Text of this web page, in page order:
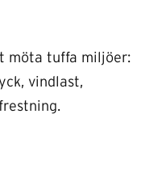
möta tuffa miljöer:
vindlast,